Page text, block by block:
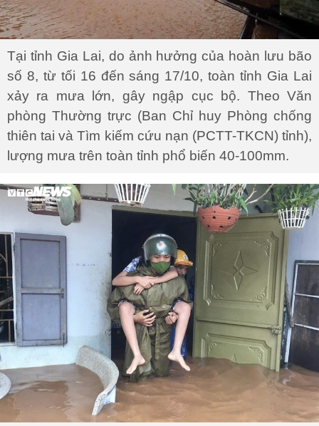
Tại tỉnh Gia Lai, do ảnh hưởng của hoàn lưu bão
số 8, từ tối 16 đến sáng 17/10, toàn tỉnh Gia Lai
xảy ra mưa lớn, gây ngập cục bộ. Theo Văn
phòng Thường trực (Ban Chỉ huy Phòng chống
thiên tai và Tìm kiếm cứu nạn (PCTT-TKCN) tỉnh),
lượng mưa trên toàn tỉnh phổ biến 40-100mm.